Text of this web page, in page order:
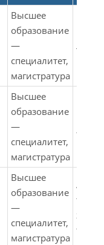
Высшее
образование
—
специалитет,
магистратура
Высшее
образование
—
специалитет,
магистратура
Высшее
образование
—
специалитет,
магистратура